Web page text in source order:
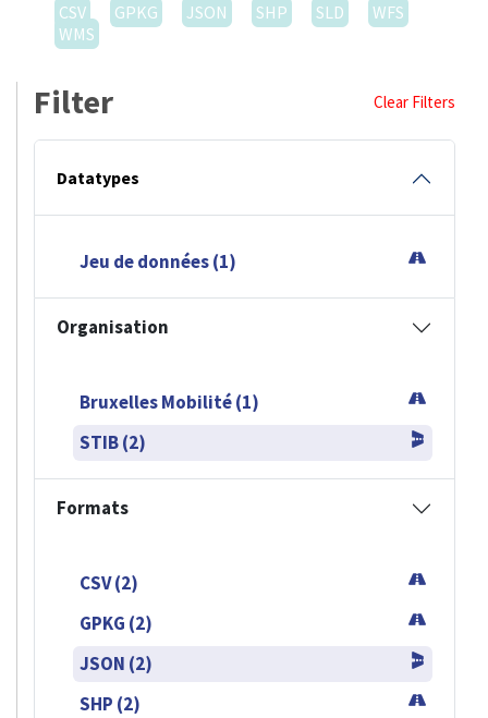
CSV
GPKG JSON SHP SLD
WFS
WMS
Filter Clear Filters
Datatypes
Jeu de données (1)
Organisation
Bruxelles Mobilité (1)
STIB (2)
Formats
CSV (2)
GPKG (2)
JSON (2)
SHP (2)